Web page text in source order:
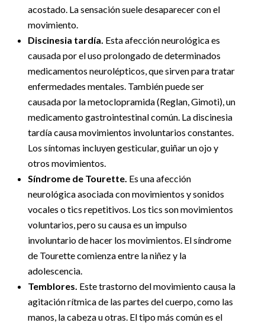
acostado. La sensación suele desaparecer con el
movimiento.
Discinesia tardía. Esta afección neurológica es
causada por el uso prolongado de determinados
medicamentos neurolépticos, que sirven para tratar
enfermedades mentales. También puede ser
causada por la metoclopramida (Reglan, Gimoti), un
medicamento gastrointestinal común. La discinesia
tardía causa movimientos involuntarios constantes.
Los síntomas incluyen gesticular, guiñar un ojo y
otros movimientos.
Síndrome de Tourette. Es una afección
neurológica asociada con movimientos y sonidos
vocales o tics repetitivos. Los tics son movimientos
voluntarios, pero su causa es un impulso
involuntario de hacer los movimientos. El síndrome
de Tourette comienza entre la niñez y la
adolescencia.
Temblores. Este trastorno del movimiento causa la
agitación rítmica de las partes del cuerpo, como las
manos, la cabeza u otras. El tipo más común es el